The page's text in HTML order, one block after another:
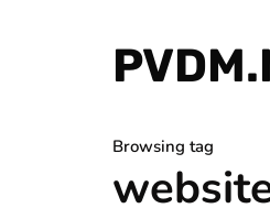
Browsing tag